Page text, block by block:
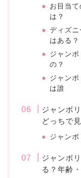
お目当
は？
ディズ
はある？
ジャン
の？
ジャン
は誰
ジャンボ
どっちで
ジャン
ジャンボ
る？年齢